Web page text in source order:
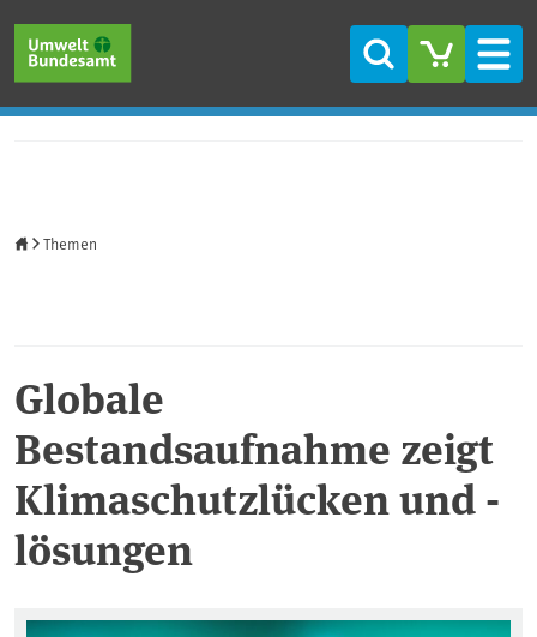
Suche
Themen
Globale
Bestandsaufnahme zeigt
Klimaschutzlücken und -
lösungen